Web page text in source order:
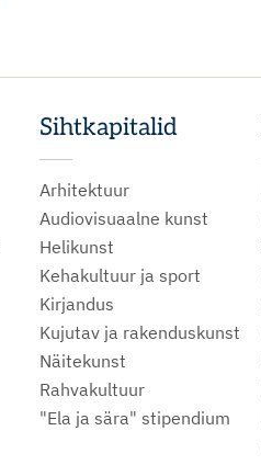
Sihtkapitalid
Arhitektuur
Audiovisuaalne kunst
Helikunst
Kehakultuur ja sport
Kirjandus
Kujutav ja rakenduskunst
Näitekunst
Rahvakultuur
"Ela ja sära" stipendium